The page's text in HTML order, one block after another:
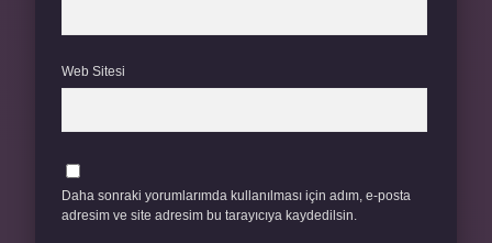
Web Sitesi
Daha sonraki yorumlarımda kullanılması için adım, e-posta
adresim ve site adresim bu tarayıcıya kaydedilsin.